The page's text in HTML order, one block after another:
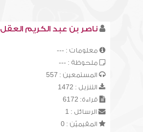
ناصر بن عبد الكريم العقل
معلومات : ---
ملحوظة : ---
المستمعين : 557
التنزيل : 1472
قراءة: 6172
الرسائل : 1
المقيميّن : 0